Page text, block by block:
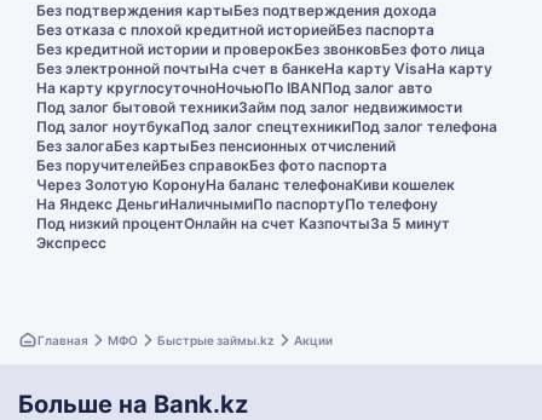
Без подтверждения картыБез подтверждения дохода
Без отказа с плохой кредитной историейБез паспорта
Без кредитной истории и проверокБез звонковБез фото лица
Без электронной почтыНа счет в банкеНа карту VisaНа карту
На карту круглосуточноНочьюПо IBANПод залог авто
Под залог бытовой техникиЗайм под залог недвижимости
Под залог ноутбукаПод залог спецтехникиПод залог телефона
Без залогаБез картыБез пенсионных отчислений
Без поручителейБез справокБез фото паспорта
Через Золотую КоронуНа баланс телефонаКиви кошелек
На Яндекс ДеньгиНаличнымиПо паспортуПо телефону
Под низкий процентОнлайн на счет КазпочтыЗа 5 минут
Экспресс
Главная МФО Быстрые займы.kz Акции
Больше на Bank.kz